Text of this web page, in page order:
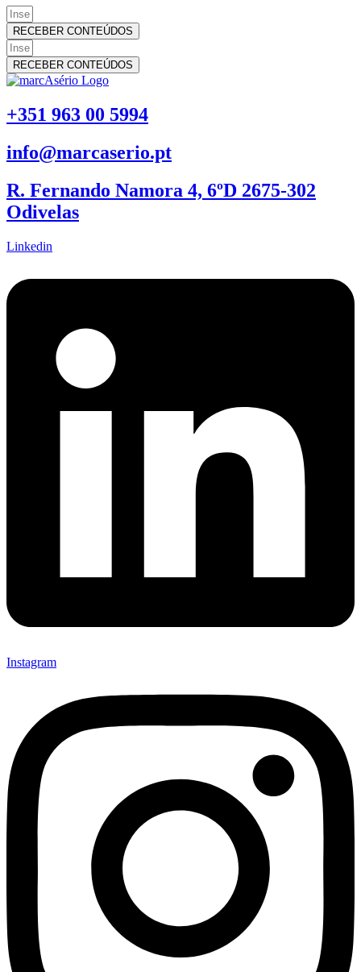
RECEBER CONTEÚDOS
RECEBER CONTEÚDOS
+351 963 00 5994
info@marcaserio.pt
R. Fernando Namora 4, 6ºD 2675-302
Odivelas
Linkedin
Instagram